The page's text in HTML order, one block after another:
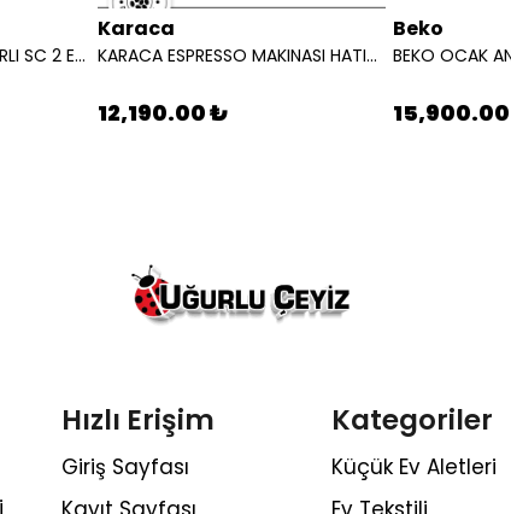
KARCHER SUPURGE BUHARLI SC 2 EASYFIX EU BEYAZ 15126000
Karaca
KARACA ESPRESSO MAKINASI HATIR PERFETTO ESPRESSO T.K.M.STARLIGHT 8683650465911
12,190.00 ₺
Beko
Hızlı Erişim
Giriş Sayfası
Kategoriler
Küçük Ev Aletleri